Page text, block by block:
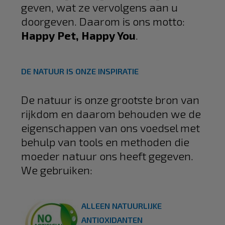
geven, wat ze vervolgens aan u
doorgeven. Daarom is ons motto:
Happy Pet, Happy You
DE NATUUR IS ONZE INSPIRATIE
De natuur is onze grootste bron van
rijkdom en daarom behouden we de
eigenschappen van ons voedsel met
behulp van tools en methoden die
moeder natuur ons heeft gegeven.
We gebruiken:
ALLEEN NATUURLIJKE
ANTIOXIDANTEN